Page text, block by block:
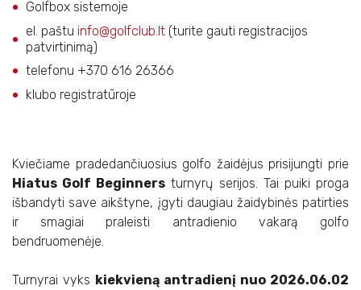
Golfbox sistemoje
el. paštu info@golfclub.lt (turite gauti registracijos
patvirtinimą)
telefonu +370 616 26366
klubo registratūroje
Kviečiame pradedančiuosius golfo žaidėjus prisijungti prie
Hiatus Golf Beginners turnyrų serijos. Tai puiki proga
išbandyti save aikštyne, įgyti daugiau žaidybinės patirties
ir smagiai praleisti antradienio vakarą golfo
bendruomenėje.
Turnyrai vyks kiekvieną antradienį nuo 2026.06.02